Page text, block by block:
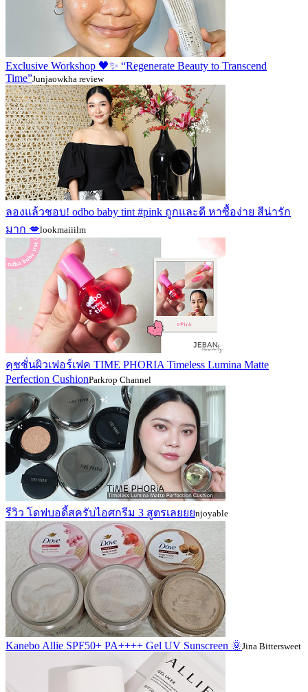
Exclusive Workshop 🖤✨ “Regenerate Beauty to Transcend
Time”Junjaowkha review
ลองแล้วชอบ! odbo baby tint #pink ถูกและดี หาซื้อง่าย สีน่ารัก
มาก 💋lookmaiiilm
คุชชั่นผิวเฟอร์เฟค TIME PHORIA Timeless Lumina Matte
Perfection CushionParkrop Channel
รีวิว โดฟบอดี้สครับไอศกรีม 3 สูตรเลยยยnjoyable
Kanebo Allie SPF50+ PA++++ Gel UV Sunscreen 🌞Jina Bittersweet